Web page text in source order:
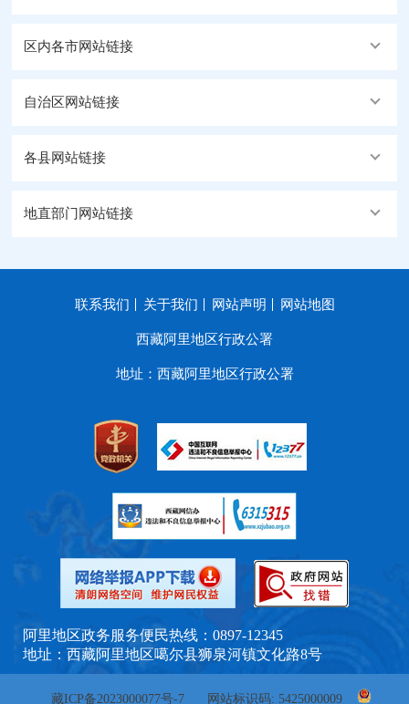
区内各市网站链接
自治区网站链接
各县网站链接
地直部门网站链接
联系我们 关于我们 网站声明 网站地图
西藏阿里地区行政公署
地址：西藏阿里地区行政公署
阿里地区政务服务便民热线：0897-12345
地址：西藏阿里地区噶尔县狮泉河镇文化路8号
藏ICP备2023000077号-7 网站标识码: 5425000009